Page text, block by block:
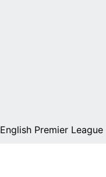
English Premier League